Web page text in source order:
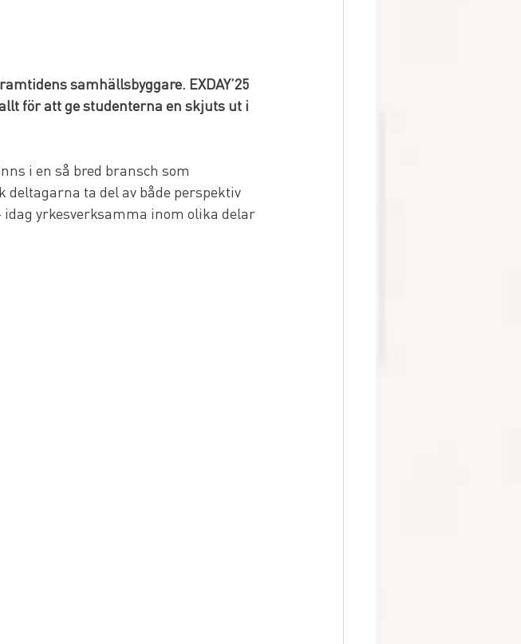
samhällsbyggare. EXDAY’25
för att ge studenterna en skjuts ut i
i en så bred bransch som
deltagarna ta del av både perspektiv
yrkesverksamma inom olika delar